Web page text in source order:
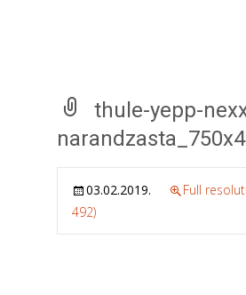
thule-yepp-
03.02.2019.
Full
492)